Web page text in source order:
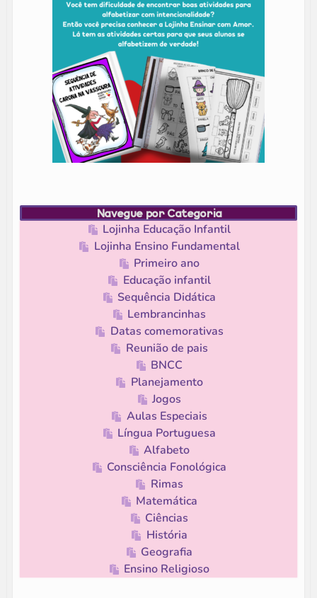
Navegue por Categoria
Lojinha Educação Infantil
Lojinha Ensino Fundamental
Primeiro ano
Educação infantil
Sequência Didática
Lembrancinhas
Datas comemorativas
Reunião de pais
BNCC
Planejamento
Jogos
Aulas Especiais
Língua Portuguesa
Alfabeto
Consciência Fonológica
Rimas
Matemática
Ciências
História
Geografia
Ensino Religioso